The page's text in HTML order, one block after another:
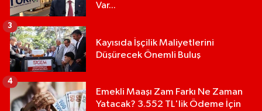
Var...
Kayısıda İşçilik Maliyetlerini
Düşürecek Önemli Buluş
3
Emekli Maaşı Zam Farkı Ne Zaman
Yatacak? 3.552 TL'lik Ödeme İçin
4